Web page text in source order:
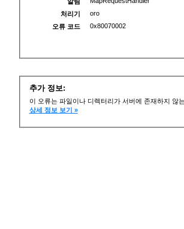
처리기
oro
오류 코드
0x80070002
추가 정보:
이 오류는 파일이나 디렉터리가 서버에 존재하지 않
상세 정보 보기 »